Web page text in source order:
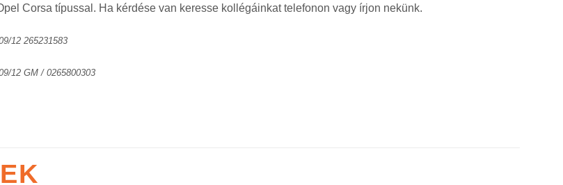
Corsa típussal. Ha kérdése van keresse kollégáinkat telefonon vagy írjon nekünk.
12 265231583
12 GM / 0265800303